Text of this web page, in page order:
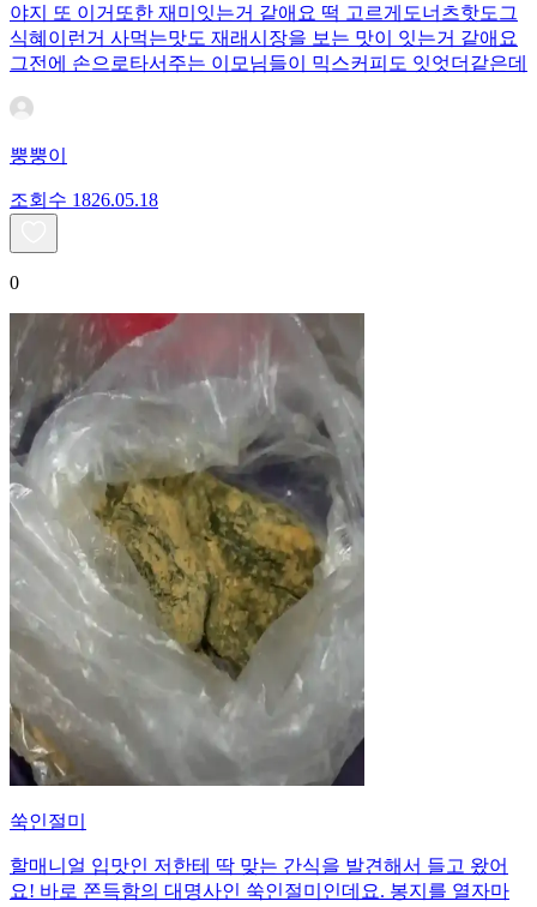
야지 또 이거또한 재미잇는거 같애요 떡 고르게도너츠핫도그
식혜이런거 사먹는맛도 재래시장을 보는 맛이 잇는거 같애요
그전에 손으로타서주는 이모님들이 믹스커피도 잇엇더같은데
뿡뿡이
조회수 1826.05.18
0
쑥인절미
할매니얼 입맛인 저한테 딱 맞는 간식을 발견해서 들고 왔어
요! 바로 쫀득함의 대명사인 쑥인절미인데요. 봉지를 열자마